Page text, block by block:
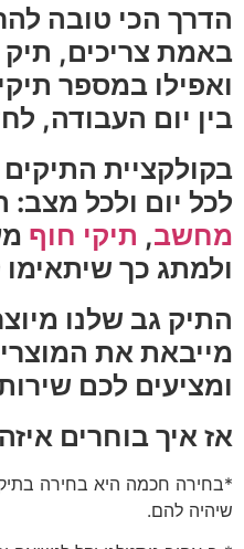
הדרך הכי טובה
באמת צריכים,
ואפילו במספר
בין יום העבודה,
בקולקציית
לכל יום ולכל מצב:
מחשב, תיקי חוף
ולמתג כך
התיק גב שלנו
מייבאת את
ומציעים לכם
אז איך בוחרים
*בחירה חכמה היא בחירה
שיהיה להם.